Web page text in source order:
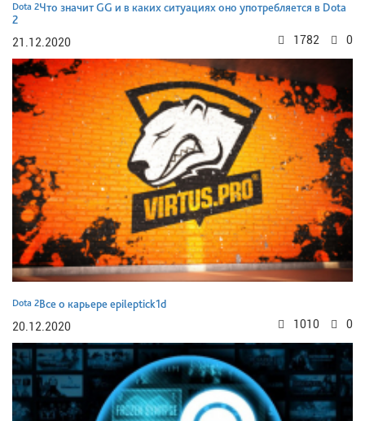
Dota 2Что значит GG и в каких ситуациях оно употребляется в Dota
2
21.12.2020
0
1782
Dota 2Все о карьере epileptick1d
20.12.2020
0
1010